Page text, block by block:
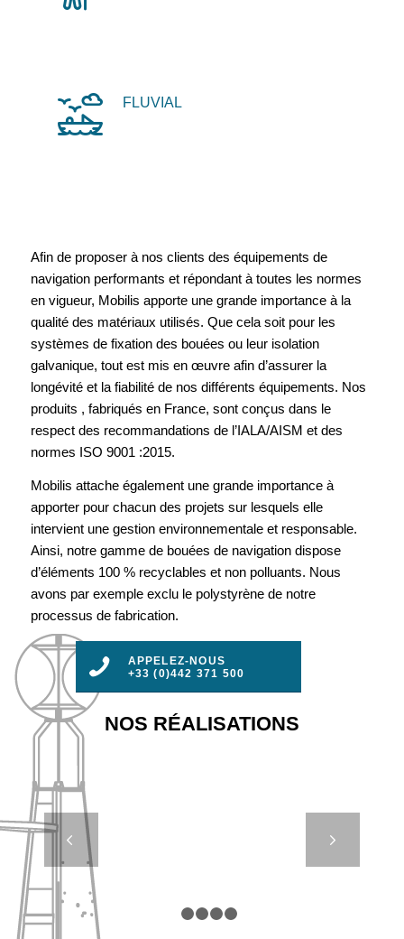
FLUVIAL
Afin de proposer à nos clients des équipements de
navigation performants et répondant à toutes les normes
en vigueur, Mobilis apporte une grande importance à la
qualité des matériaux utilisés. Que cela soit pour les
systèmes de fixation des bouées ou leur isolation
galvanique, tout est mis en œuvre afin d’assurer la
longévité et la fiabilité de nos différents équipements. Nos
produits , fabriqués en France, sont conçus dans le
respect des recommandations de l’IALA/AISM et des
normes ISO 9001 :2015.
Mobilis attache également une grande importance à
apporter pour chacun des projets sur lesquels elle
intervient une gestion environnementale et responsable.
Ainsi, notre gamme de bouées de navigation dispose
d’éléments 100 % recyclables et non polluants. Nous
avons par exemple exclu le polystyrène de notre
processus de fabrication.
APPELEZ-NOUS
+33 (0)442 371 500
NOS RÉALISATIONS
– BOULOGNE-